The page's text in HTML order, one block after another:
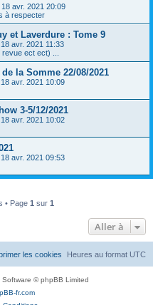
18 avr. 2021 20:09
à respecter
et Laverdure : Tome 9
avr. 2021 11:33
ect ect) ...
la Somme 22/08/2021
avr. 2021 10:09
3-5/12/2021
avr. 2021 10:02
avr. 2021 09:53
• Page 1 sur 1
Aller à
Heures au format UTC
les cookies
Software © phpBB Limited
fr.com